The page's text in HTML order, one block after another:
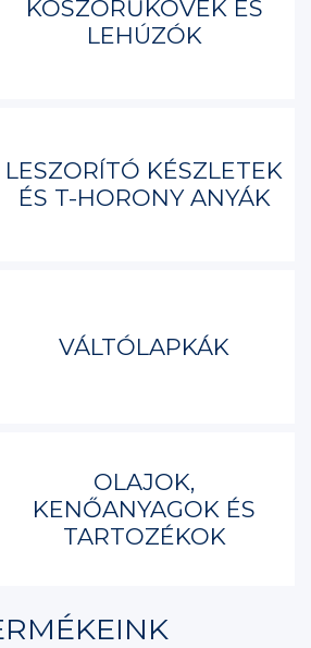
KÖSZÖRŰKÖVEK ÉS
LEHÚZÓK
LESZORÍTÓ KÉSZLETEK
ÉS T-HORONY ANYÁK
VÁLTÓLAPKÁK
OLAJOK,
KENŐANYAGOK ÉS
TARTOZÉKOK